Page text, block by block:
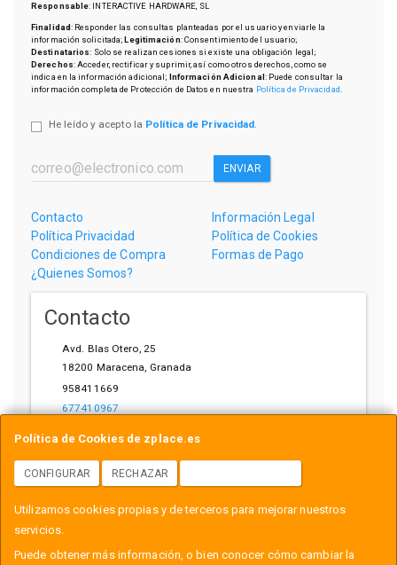
Política de Cookies de zplace.es
CONFIGURAR RECHAZAR
Utilizamos cookies propias y de terceros para mejorar nuestros
servicios.
Puede obtener más información, o bien conocer cómo cambiar la
Responsable: INTERACTIVE HARDWARE, SL
Finalidad: Responder las consultas planteadas por el usuario y enviarle la
información solicitada;Legitimación: Consentimiento del usuario;
Destinatarios: Solo se realizan cesiones si existe una obligación legal;
Derechos: Acceder, rectificar y suprimir, así como otros derechos, como se
indica en la información adicional; Información Adicional: Puede consultar la
información completa de Protección de Datos en nuestra Política de Privacidad
He leído y acepto la Política de Privacidad.
ENVIAR
Contacto
Información Legal
Política Privacidad
Política de Cookies
Condiciones de Compra
Formas de Pago
¿Quienes Somos?
Contacto
Avd. Blas Otero, 25
18200 Maracena, Granada
958411669
677410967
Horario
L-V: 10:00-14:00, 17:00-21:00